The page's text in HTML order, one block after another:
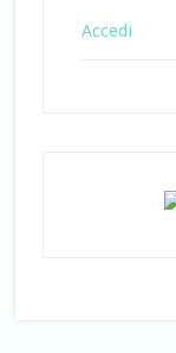
Accedi